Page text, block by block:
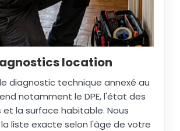
location
diagnostic technique annexé au
notamment le DPE, l'état des
et la surface habitable. Nous
liste exacte selon l'âge de votre